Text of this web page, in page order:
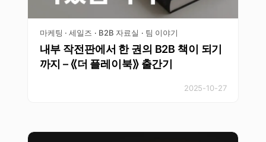
마케팅 · 세일즈 · B2B 자료실 · 팀 이야기
내부 작전판에서 한 권의 B2B 책이 되기
까지 – ⟪더 플레이북⟫ 출간기
2025-10-27